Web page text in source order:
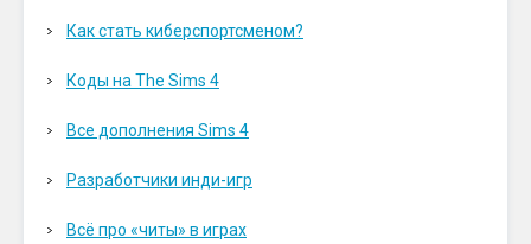
Как стать киберспортсменом?
Коды на The Sims 4
Все дополнения Sims 4
Разработчики инди-игр
Всё про «читы» в играх